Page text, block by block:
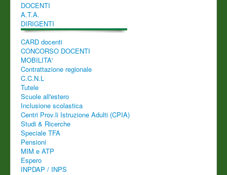
DOCENTI
A.T.A.
DIRIGENTI
CARD docenti
CONCORSO DOCENTI
MOBILITA'
Contrattazione regionale
C.C.N.L
Tutele
Scuole all'estero
Inclusione scolastica
Centri Prov.li Istruzione Adulti (CPIA)
Studi & Ricerche
Speciale TFA
Pensioni
MIM e ATP
Espero
INPDAP / INPS